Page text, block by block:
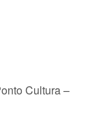
Cultura –